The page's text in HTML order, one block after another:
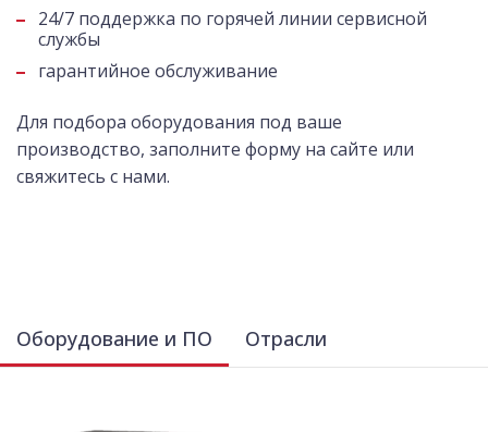
24/7 поддержка по горячей линии сервисной
службы
гарантийное обслуживание
Для подбора оборудования под ваше
производство, заполните форму на сайте или
свяжитесь с нами.
Оборудование и ПО Отрасли